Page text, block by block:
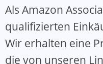
Als Amazon
qualifizierten
Wir erhalten eine
die von unseren